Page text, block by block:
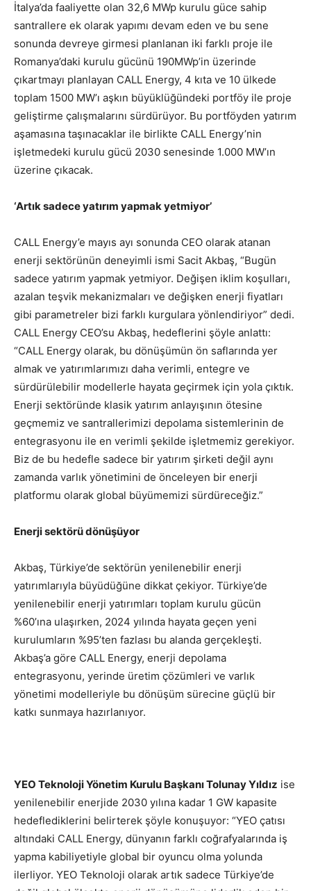
İtalya’da faaliyette olan 32,6 MWp kurulu güce sahip
santrallere ek olarak yapımı devam eden ve bu sene
sonunda devreye girmesi planlanan iki farklı proje ile
Romanya’daki kurulu gücünü 190MWp’in üzerinde
çıkartmayı planlayan CALL Energy, 4 kıta ve 10 ülkede
toplam 1500 MW’ı aşkın büyüklüğündeki portföy ile proje
geliştirme çalışmalarını sürdürüyor. Bu portföyden yatırım
aşamasına taşınacaklar ile birlikte CALL Energy’nin
işletmedeki kurulu gücü 2030 senesinde 1.000 MW’ın
üzerine çıkacak.
‘Artık sadece yatırım yapmak yetmiyor’
CALL Energy’e mayıs ayı sonunda CEO olarak atanan
enerji sektörünün deneyimli ismi Sacit Akbaş, “Bugün
sadece yatırım yapmak yetmiyor. Değişen iklim koşulları,
azalan teşvik mekanizmaları ve değişken enerji fiyatları
gibi parametreler bizi farklı kurgulara yönlendiriyor” dedi.
CALL Energy CEO’su Akbaş, hedeflerini şöyle anlattı:
“CALL Energy olarak, bu dönüşümün ön saflarında yer
almak ve yatırımlarımızı daha verimli, entegre ve
sürdürülebilir modellerle hayata geçirmek için yola çıktık.
Enerji sektöründe klasik yatırım anlayışının ötesine
geçmemiz ve santrallerimizi depolama sistemlerinin de
entegrasyonu ile en verimli şekilde işletmemiz gerekiyor.
Biz de bu hedefle sadece bir yatırım şirketi değil aynı
zamanda varlık yönetimini de önceleyen bir enerji
platformu olarak global büyümemizi sürdüreceğiz.”
Enerji sektörü dönüşüyor
Akbaş, Türkiye’de sektörün yenilenebilir enerji
yatırımlarıyla büyüdüğüne dikkat çekiyor. Türkiye’de
yenilenebilir enerji yatırımları toplam kurulu gücün
%60’ına ulaşırken, 2024 yılında hayata geçen yeni
kurulumların %95’ten fazlası bu alanda gerçekleşti.
Akbaş’a göre CALL Energy, enerji depolama
entegrasyonu, yerinde üretim çözümleri ve varlık
yönetimi modelleriyle bu dönüşüm sürecine güçlü bir
katkı sunmaya hazırlanıyor.
YEO Teknoloji Yönetim Kurulu Başkanı Tolunay Yıldız ise
yenilenebilir enerjide 2030 yılına kadar 1 GW kapasite
hedeflediklerini belirterek şöyle konuşuyor: “YEO çatısı
altındaki CALL Energy, dünyanın farklı coğrafyalarında iş
yapma kabiliyetiyle global bir oyuncu olma yolunda
ilerliyor. YEO Teknoloji olarak artık sadece Türkiye’de